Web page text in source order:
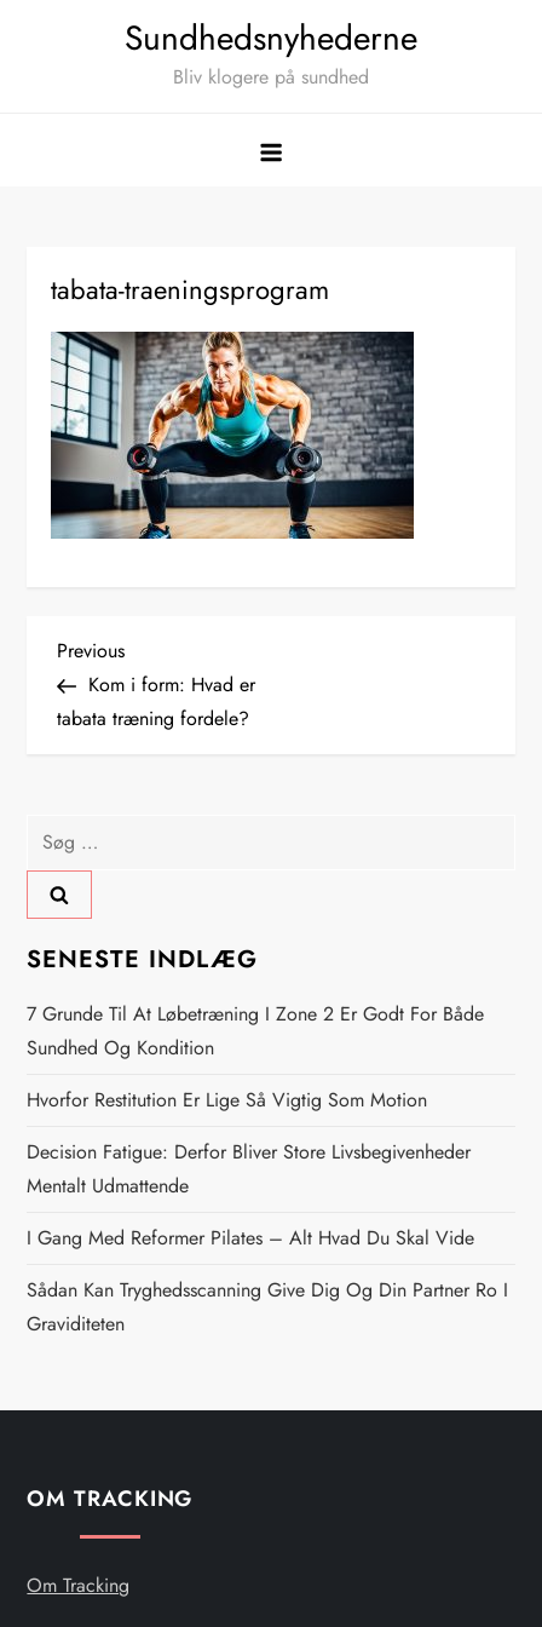
Sundhedsnyhederne
Bliv klogere på sundhed
tabata-traeningsprogram
I
n
l
æ
g
s
n
a
v
i
g
a
t
o
n
Previous
Post
Previous
Kom i form: Hvad er
tabata træning fordele?
Søg
efter:
SENESTE INDLÆG
7 Grunde Til At Løbetræning I Zone 2 Er Godt For Både
Sundhed Og Kondition
Hvorfor Restitution Er Lige Så Vigtig Som Motion
Decision Fatigue: Derfor Bliver Store Livsbegivenheder
Mentalt Udmattende
I Gang Med Reformer Pilates – Alt Hvad Du Skal Vide
Sådan Kan Tryghedsscanning Give Dig Og Din Partner Ro I
Graviditeten
OM TRACKING
Om Tracking